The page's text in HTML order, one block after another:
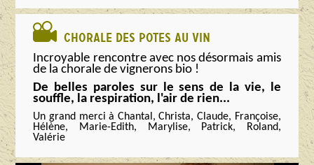
CHORALE DES POTES AU VIN
Incroyable rencontre avec nos désormais amis
de la chorale de vignerons bio !
De belles paroles sur le sens de la vie, le
souffle, la respiration, l'air de rien...
Un grand merci à Chantal, Christa, Claude, Françoise,
Hélène, Marie-Edith, Marylise, Patrick, Roland,
Valérie